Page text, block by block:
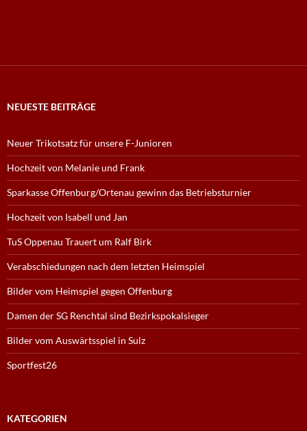
NEUESTE BEITRÄGE
Neuer Trikotsatz für unsere F-Junioren
Hochzeit von Melanie und Frank
Sparkasse Offenburg/Ortenau gewinn das Betriebsturnier
Hochzeit von Isabell und Jan
TuS Oppenau Trauert um Ralf Birk
Verabschiedungen nach dem letzten Heimspiel
Bilder vom Heimspiel gegen Offenburg
Damen der SG Renchtal sind Bezirkspokalsieger
Bilder vom Auswärtsspiel in Sulz
Sportfest26
KATEGORIEN